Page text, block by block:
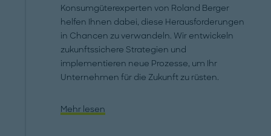
Konsumgüterexperten von Roland Berger
helfen Ihnen dabei, diese Herausforderungen
in Chancen zu verwandeln. Wir entwickeln
zukunftssichere Strategien und
implementieren neue Prozesse, um Ihr
Unternehmen für die Zukunft zu rüsten.
Mehr lesen